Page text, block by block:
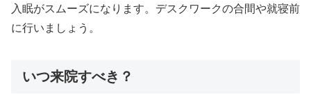
入眠がスムーズになります。デスクワークの合間や就寝前
に行いましょう。
いつ来院すべき？